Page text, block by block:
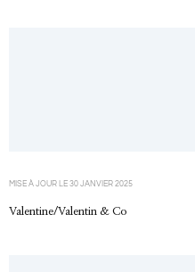
MISE À JOUR LE 30 JANVIER 2025
Valentine/Valentin & Co